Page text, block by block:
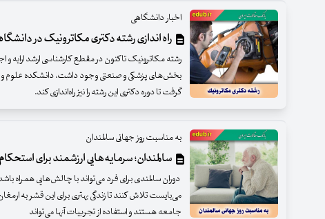
اخبار دانشگاهی
راه اندازی رشته دکتری مکاترونیک در
رشته مکاترونیک تاکنون در مقطع کارشناسی ارشد ارایه و
بخش‌های پزشکی و صنعتی وجود داشت، دانشکده علوم و
گرفت تا دوره دکتری این رشته را نیز راه‌اندازی کند.
به مناسبت روز جهانی سالمندان
سالمندان؛ سرمایه‌هایی ارزشمند برای
دوران سالمندی برای فرد می‌تواند با چالش‌هایی همراه
می‌بایست تلاش کنند تا زندگی بهتری برای این قشر به
جامعه هستند و استفاده از تجربیات آنها می‌تواند